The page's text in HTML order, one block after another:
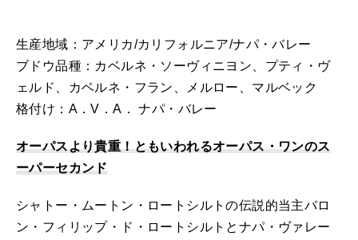
生産地域：アメリカ/カリフォルニア/ナパ・バレー
ブドウ品種：カベルネ・ソーヴィニヨン、プティ・ヴ
ェルド、カベルネ・フラン、メルロー、マルベック
格付け：A．V．A． ナパ・バレー
オーパスより貴重！ともいわれるオーパス・ワンのス
ーパーセカンド
シャトー・ムートン・ロートシルトの伝説的当主バロ
ン・フィリップ・ド・ロートシルトとナパ・ヴァレー